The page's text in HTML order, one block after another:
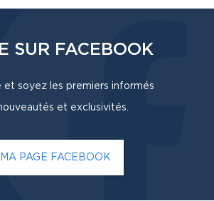
SUR FACEBOOK
soyez les premiers informés
et exclusivités.
PAGE FACEBOOK